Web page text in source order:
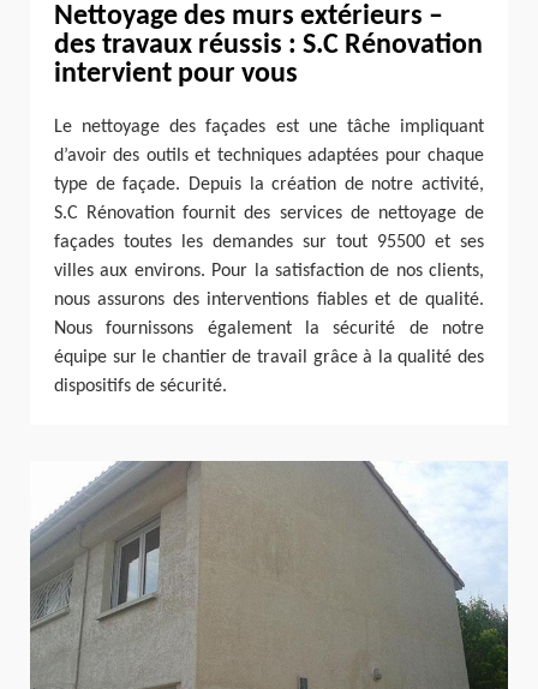
Nettoyage des murs extérieurs –
des travaux réussis : S.C Rénovation
intervient pour vous
Le nettoyage des façades est une tâche impliquant
d’avoir des outils et techniques adaptées pour chaque
type de façade. Depuis la création de notre activité,
S.C Rénovation fournit des services de nettoyage de
façades toutes les demandes sur tout 95500 et ses
villes aux environs. Pour la satisfaction de nos clients,
nous assurons des interventions fiables et de qualité.
Nous fournissons également la sécurité de notre
équipe sur le chantier de travail grâce à la qualité des
dispositifs de sécurité.